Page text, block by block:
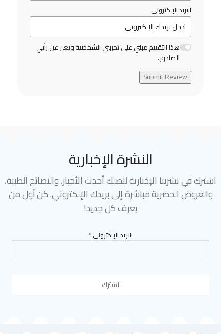
البريد الإلكترونى
هذا التقييم مبني على تجربتي الشخصية ويعبر عن رأيي
الصادق.
Submit Review
النشرة الإخبارية
اشترك في نشرتنا الإخبارية لتصلك أحدث الأخبار، والنصائح الطبية،
والعروض الحصرية مباشرة إلى بريدك الإلكتروني. كن أول من
يعرف كل جديد!
البريد الإلكترونى*
اشترك